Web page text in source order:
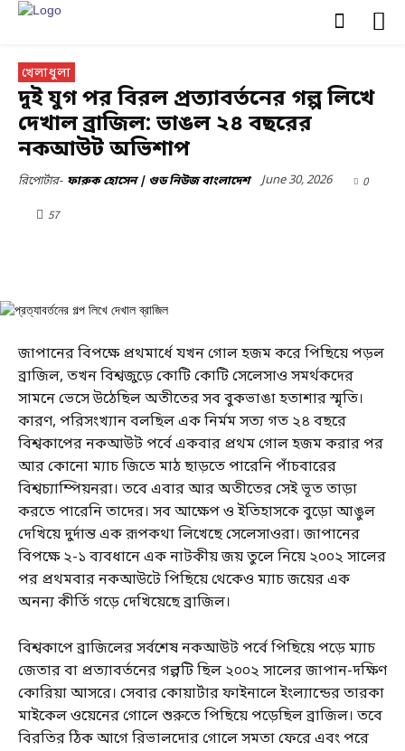
খেলাধুলা
দুই যুগ পর বিরল প্রত্যাবর্তনের গল্প লিখে
দেখাল ব্রাজিল: ভাঙল ২৪ বছরের
নকআউট অভিশাপ
রিপোর্টার- ফারুক হোসেন | গুড নিউজ বাংলাদেশ June 30, 2026 0
57
জাপানের বিপক্ষে প্রথমার্ধে যখন গোল হজম করে পিছিয়ে পড়ল
ব্রাজিল, তখন বিশ্বজুড়ে কোটি কোটি সেলেসাও সমর্থকদের
সামনে ভেসে উঠেছিল অতীতের সব বুকভাঙা হতাশার স্মৃতি।
কারণ, পরিসংখ্যান বলছিল এক নির্মম সত্য গত ২৪ বছরে
বিশ্বকাপের নকআউট পর্বে একবার প্রথম গোল হজম করার পর
আর কোনো ম্যাচ জিতে মাঠ ছাড়তে পারেনি পাঁচবারের
বিশ্বচ্যাম্পিয়নরা। তবে এবার আর অতীতের সেই ভূত তাড়া
করতে পারেনি তাদের। সব আক্ষেপ ও ইতিহাসকে বুড়ো আঙুল
দেখিয়ে দুর্দান্ত এক রূপকথা লিখেছে সেলেসাওরা। জাপানের
বিপক্ষে ২-১ ব্যবধানে এক নাটকীয় জয় তুলে নিয়ে ২০০২ সালের
পর প্রথমবার নকআউটে পিছিয়ে থেকেও ম্যাচ জয়ের এক
অনন্য কীর্তি গড়ে দেখিয়েছে ব্রাজিল।
বিশ্বকাপে ব্রাজিলের সর্বশেষ নকআউট পর্বে পিছিয়ে পড়ে ম্যাচ
জেতার বা প্রত্যাবর্তনের গল্পটি ছিল ২০০২ সালের জাপান-দক্ষিণ
কোরিয়া আসরে। সেবার কোয়ার্টার ফাইনালে ইংল্যান্ডের তারকা
মাইকেল ওয়েনের গোলে শুরুতে পিছিয়ে পড়েছিল ব্রাজিল। তবে
বিরতির ঠিক আগে রিভালদোর গোলে সমতা ফেরে এবং পরে